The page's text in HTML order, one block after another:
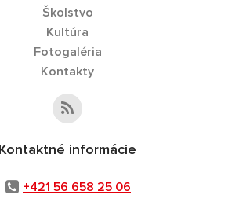
Školstvo
Kultúra
Fotogaléria
Kontakty
Kontaktné informácie
+421 56 658 25 06